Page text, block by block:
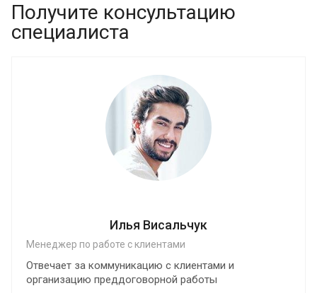
Получите консультацию
специалиста
Илья Висальчук
Менеджер по работе с клиентами
Отвечает за коммуникацию с клиентами и
организацию преддоговорной работы